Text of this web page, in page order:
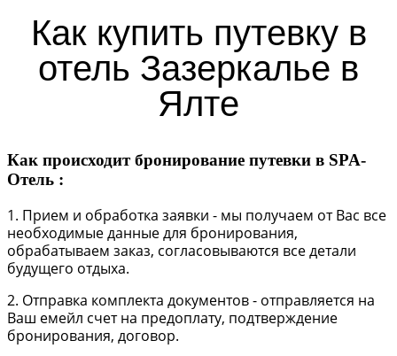
Как купить путевку в
отель Зазеркалье в
Ялте
Как происходит бронирование путевки в SPA-
Отель :
1. Прием и обработка заявки - мы получаем от Вас все
необходимые данные для бронирования,
обрабатываем заказ, согласовываются все детали
будущего отдыха.
2. Отправка комплекта документов - отправляется на
Ваш емейл счет на предоплату, подтверждение
бронирования, договор.